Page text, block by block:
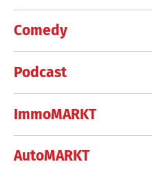
Comedy
Podcast
ImmoMARKT
AutoMARKT